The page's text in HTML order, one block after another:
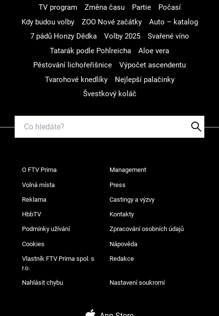
TV program
Změna času Partie
Počasí
Kdy budou volby
ZOO Nové začátky
Auto – katalog
7 pádů Honzy Dědka
Volby 2025
Svařené víno
Tatarák podle Pohlreicha
Aloe vera
Pěstování lichořeřišnice
Výpočet ascendentu
Tvarohové knedlíky
Nejlepší palačinky
Švestkový koláč
O FTV Prima Management
Volná místa Press
Reklama Castingy a výzvy
HbbTV Kontakty
Podmínky užívání Zpracování osobních údajů
Cookies Nápověda
Vlastník FTV Prima spol. s
r.o.
Redakce
Nahlásit chybu Nastavení soukromí